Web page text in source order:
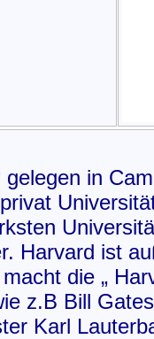
gelegen in
Harvard ist
die „
z.B Bill
Karl